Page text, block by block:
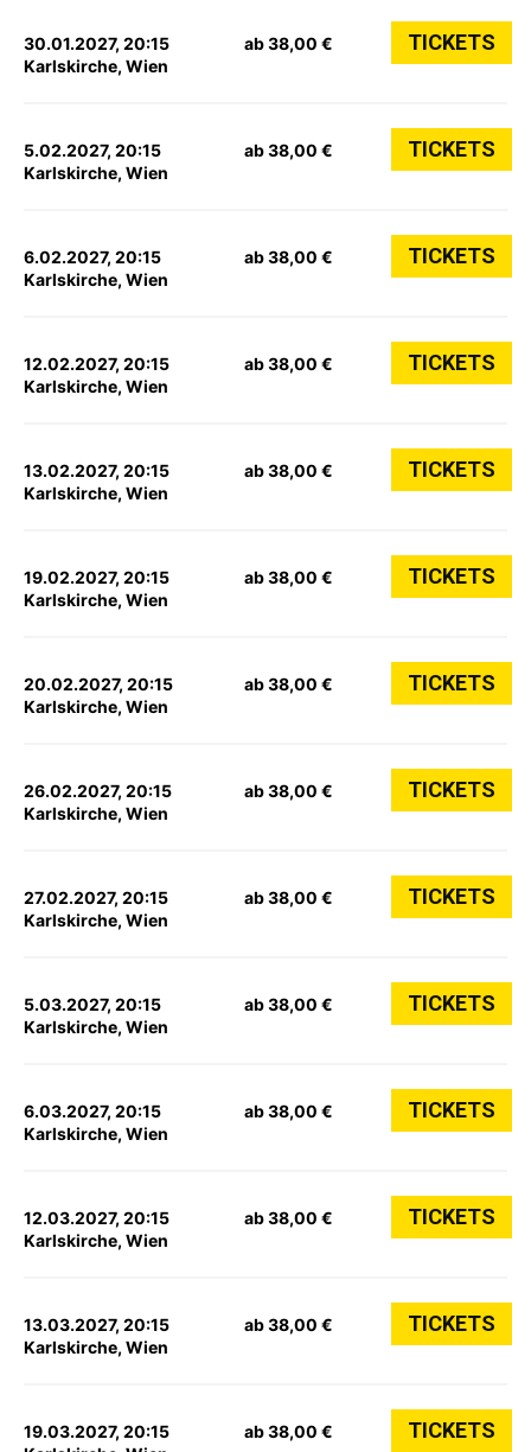
30.01.2027, 20:15
Karlskirche, Wien
ab 38,00 € TICKETS
5.02.2027, 20:15
Karlskirche, Wien
ab 38,00 € TICKETS
6.02.2027, 20:15
Karlskirche, Wien
ab 38,00 € TICKETS
12.02.2027, 20:15
Karlskirche, Wien
ab 38,00 € TICKETS
13.02.2027, 20:15
Karlskirche, Wien
ab 38,00 € TICKETS
19.02.2027, 20:15
Karlskirche, Wien
ab 38,00 € TICKETS
20.02.2027, 20:15
Karlskirche, Wien
ab 38,00 € TICKETS
26.02.2027, 20:15
Karlskirche, Wien
ab 38,00 € TICKETS
27.02.2027, 20:15
Karlskirche, Wien
ab 38,00 € TICKETS
5.03.2027, 20:15
Karlskirche, Wien
ab 38,00 € TICKETS
6.03.2027, 20:15
Karlskirche, Wien
ab 38,00 € TICKETS
12.03.2027, 20:15
Karlskirche, Wien
ab 38,00 € TICKETS
13.03.2027, 20:15
Karlskirche, Wien
ab 38,00 € TICKETS
19.03.2027, 20:15
ab 38,00 € TICKETS